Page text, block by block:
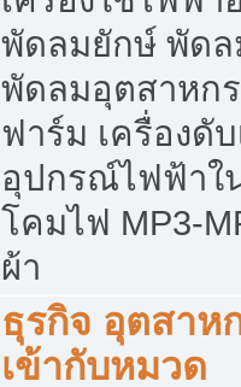
พัดลมยักษ์ พัด
พัดลมอุตสาหก
ฟาร์ม เครื่องดั
อุปกรณ์ไฟฟ้าใ
โคมไฟ MP3-
ผ้า
ธุรกิจ อุตสาห
เข้ากับหมวด